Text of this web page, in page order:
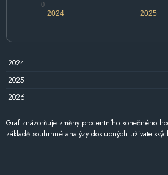
2024 2025
0
2024
2025
2026
Graf znázorňuje změny procentního konečného
základě souhrnné analýzy dostupných